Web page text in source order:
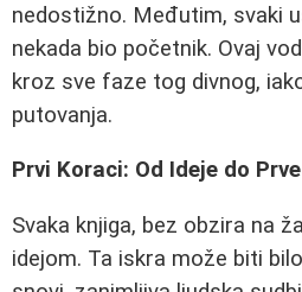
nedostižno. Međutim, svaki
nekada bio početnik. Ovaj
kroz sve faze tog divnog,
putovanja.
Prvi Koraci: Od Ideje do
Svaka knjiga, bez obzira na
idejom. Ta iskra može biti